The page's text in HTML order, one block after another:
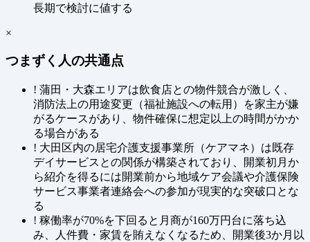
長期で検討に値する
×
つまずく人の共通点
! 蒲田・大森エリアは飲食店との物件競合が激しく、
消防法上の用途変更（福祉施設への転用）を家主が嫌
がるケースがあり、物件確保に想定以上の時間がかか
る場合がある
! 大田区内の居宅介護支援事業所（ケアマネ）は既存
デイサービスとの関係が構築されており、開業初月か
ら紹介を得るには開業前から地域ケア会議や介護保険
サービス事業者連絡会への参加が現実的な突破口とな
る
! 稼働率が70%を下回ると月商が160万円台に落ち込
み、人件費・家賃を賄えなくなるため、開業後3か月以